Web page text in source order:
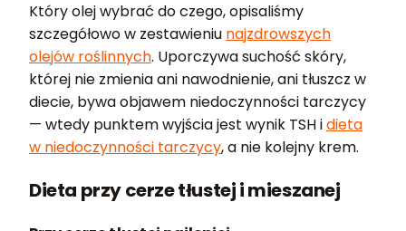
Który olej wybrać do czego, opisaliśmy
szczegółowo w zestawieniu najzdrowszych
olejów roślinnych. Uporczywa suchość skóry,
której nie zmienia ani nawodnienie, ani tłuszcz w
diecie, bywa objawem niedoczynności tarczycy
— wtedy punktem wyjścia jest wynik TSH idieta
w niedoczynności tarczycy, a nie kolejny krem.
Dieta przy cerze tłustej i mieszanej